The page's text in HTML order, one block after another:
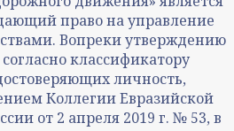
право на управление
Вопреки утверждению
классификатору
личность,
Коллегии Евразийской
от 2 апреля 2019 г. № 53, в